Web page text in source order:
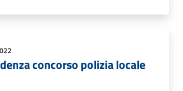
concorso polizia locale